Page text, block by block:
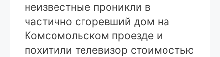
неизвестные проникли в
частично сгоревший дом на
Комсомольском проезде и
похитили телевизор стоимостью